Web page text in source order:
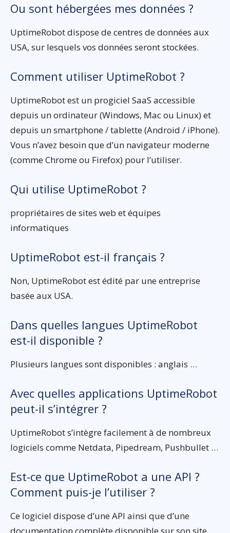
Ou sont hébergées mes données ?
UptimeRobot dispose de centres de données aux
USA, sur lesquels vos données seront stockées.
Comment utiliser UptimeRobot ?
UptimeRobot est un progiciel SaaS accessible
depuis un ordinateur (Windows, Mac ou Linux) et
depuis un smartphone / tablette (Android / iPhone).
Vous n’avez besoin que d’un navigateur moderne
(comme Chrome ou Firefox) pour l’utiliser.
Qui utilise UptimeRobot ?
propriétaires de sites web et équipes
informatiques
UptimeRobot est-il français ?
Non, UptimeRobot est édité par une entreprise
basée aux USA.
Dans quelles langues UptimeRobot
est-il disponible ?
Plusieurs langues sont disponibles : anglais …
Avec quelles applications UptimeRobot
peut-il s’intégrer ?
UptimeRobot s’intègre facilement à de nombreux
logiciels comme Netdata, Pipedream, Pushbullet …
Est-ce que UptimeRobot a une API ?
Comment puis-je l’utiliser ?
Ce logiciel dispose d’une API ainsi que d’une